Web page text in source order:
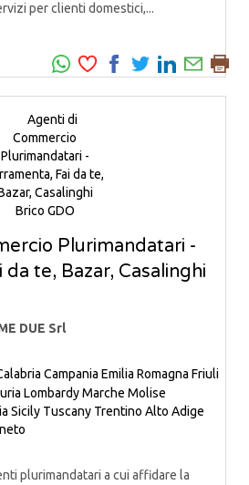
per clienti domestici,...
Plurimandatari -
da te, Bazar, Casalinghi
DUE Srl
Campania Emilia Romagna Friuli
LombardyMarche Molise
Sicily Tuscany Trentino Alto Adige
plurimandatari a cui affidare la